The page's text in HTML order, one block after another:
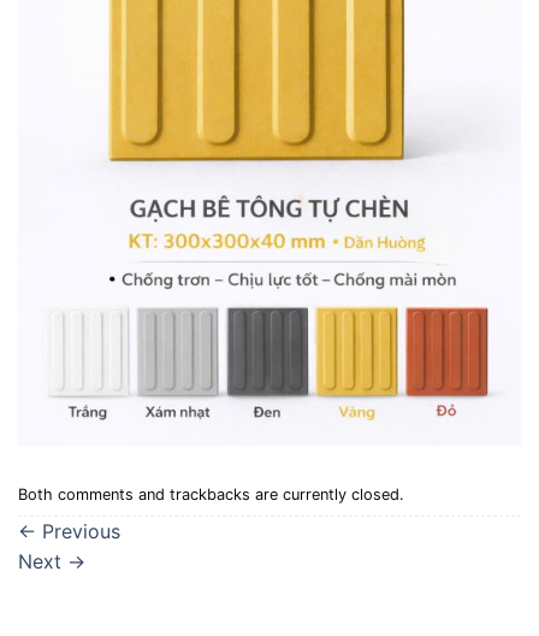
Both comments and trackbacks are currently closed.
← Previous
Next →